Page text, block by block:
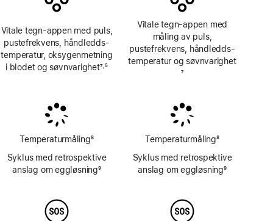
Vitale tegn-appen med puls,
pustefrekvens, håndledds­
temperatur, oksygen­metning
i blodet og søvnvarighet7 ,5
Temperaturmåling8
Syklus med retrospektive
anslag om eggløsning9
Vitale tegn-appen med
måling av puls,
pustefrekvens, håndledds­
temperatur og søvnvarighet
7
Temperaturmåling8
Syklus med retrospektive
anslag om eggløsning9